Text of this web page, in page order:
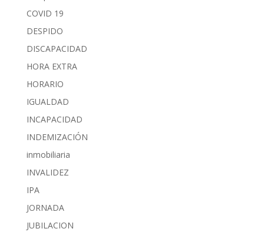
COVID 19
DESPIDO
DISCAPACIDAD
HORA EXTRA
HORARIO
IGUALDAD
INCAPACIDAD
INDEMIZACIÓN
inmobiliaria
INVALIDEZ
IPA
JORNADA
JUBILACION